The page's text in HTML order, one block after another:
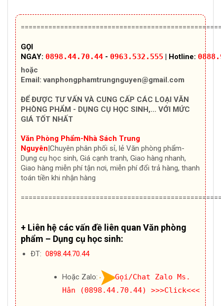
GỌI
NGAY: 0898.44.70.44 - 0963.532.555 | Hotline:
hoặc
Email:vanphongphamtrungnguyen@gmail.com
ĐỂ ĐƯỢC TƯ VẤN VÀ CUNG CẤP CÁC LOẠI VĂN
PHÒNG PHẨM - DỤNG CỤ HỌC SINH,... VỚI MỨC
GIÁ TỐT NHẤT
Văn Phòng Phẩm-Nhà Sách Trung
Nguyên |Chuyên phân phối sỉ, lẻ Văn phòng phẩm-
Dụng cụ học sinh, Giá cạnh tranh, Giao hàng nhanh,
Giao hàng miễn phí tận nơi, miễn phí đổi trả hàng, thanh
toán tiền khi nhận hàng
+ Liên hệ các vấn đề liên quan Văn phòng
phẩm – Dụng cụ học sinh:
ĐT: 0898.44.70.44
Hoặc Zalo:
Gọi/Chat Zalo Ms.
Hân (0898.44.70.44)
>>>Click<<<